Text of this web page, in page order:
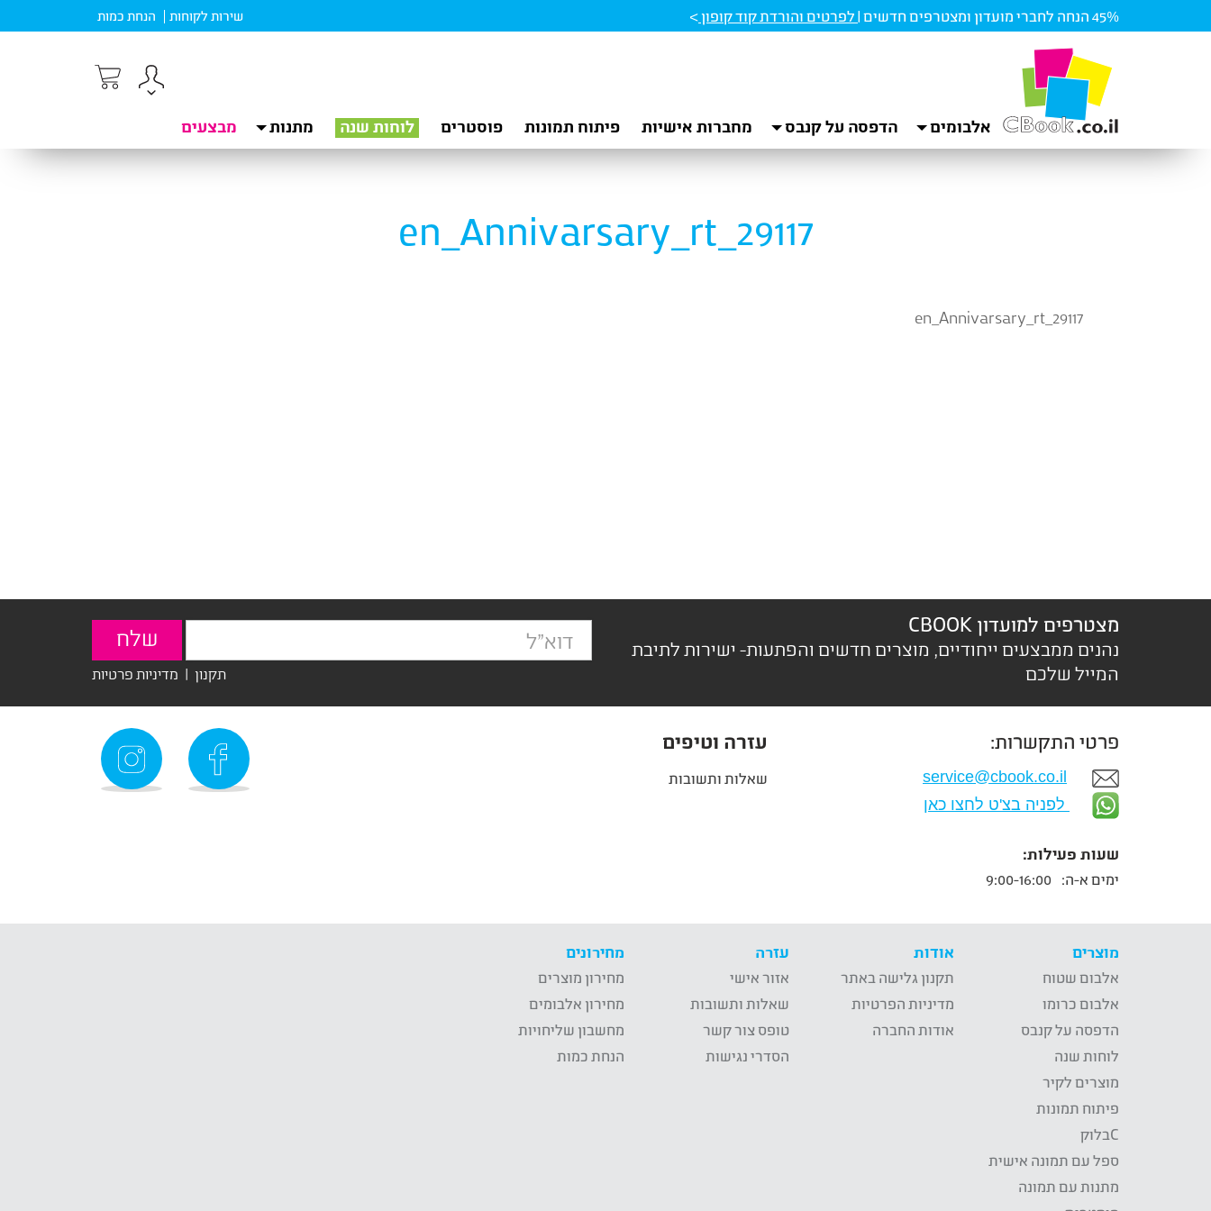
45% הנחה לחברי מועדון ומצטרפים חדשים | לפרטים והורדת קוד קופון> שירות לקוחות הנחת כמות
אלבומים הדפסה על קנבס מחברות אישיות פיתוח תמונות פוסטרים לוחות שנה מתנות מבצעים
en_Annivarsary_rt_29117
en_Annivarsary_rt_29117
מצטרפים למועדון CBOOK
נהנים ממבצעים ייחודיים, מוצרים חדשים והפתעות- ישירות לתיבת
המייל שלכם
תקנון | מדיניות פרטיות
פרטי התקשרות:
service@cbook.co.il
לפניה בצ'ט לחצו כאן
שעות פעילות:
ימים א-ה:
עזרה וטיפים
שאלות ותשובות
מוצרים
אלבום שטוח
אלבום כרומו
הדפסה על קנבס
לוחות שנה
מוצרים לקיר
פיתוח תמונות
Cבלוק
ספל עם תמונה אישית
מתנות עם תמונה
אודות
תקנון גלישה באתר
מדיניות הפרטיות
אודות החברה
עזרה
אזור אישי
שאלות ותשובות
טופס צור קשר
הסדרי נגישות
מחירונים
מחירון מוצרים
מחירון אלבומים
מחשבון שליחויות
הנחת כמות